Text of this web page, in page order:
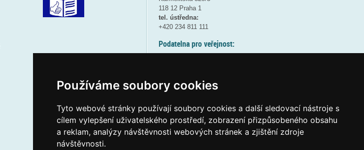
Používáme soubory cookies
Tyto webové stránky používají soubory cookies a další sledovací nástroje s
cílem vylepšení uživatelského prostředí, zobrazení přizpůsobeného obsahu
a reklam, analýzy návštěvnosti webových stránek a zjištění zdroje
návštěvnosti.
118 12 Praha 1
tel. ústředna:
+420 234 811 111
Podatelna pro veřejnost:
(více informací
Elektronická podatelna:
posta@msmt.gov.cz